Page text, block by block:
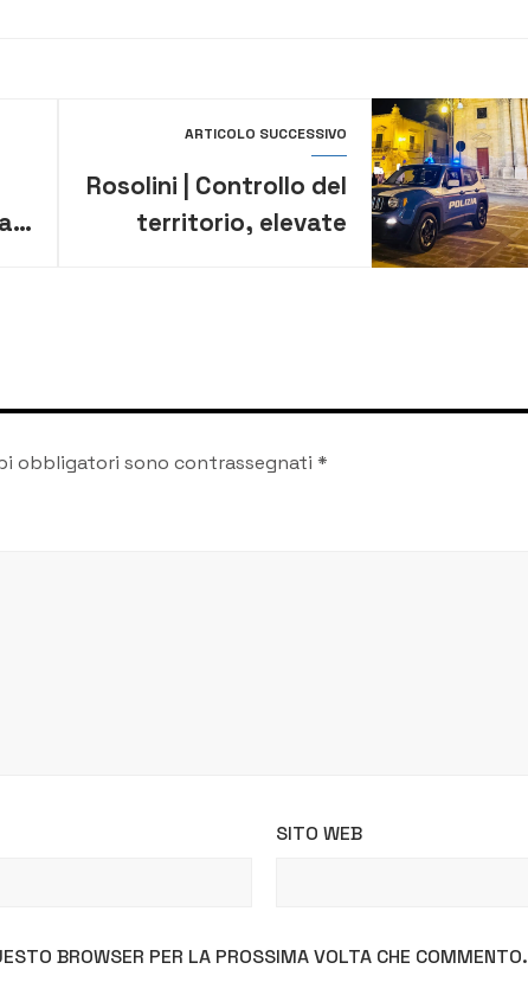
ARTICOLO SUCCESSIVO
Rosolini | Controllo del
territorio, elevate
obbligatori sono contrassegnati *
SITO WEB
BROWSER PER LA PROSSIMA VOLTA CHE COMMENTO.